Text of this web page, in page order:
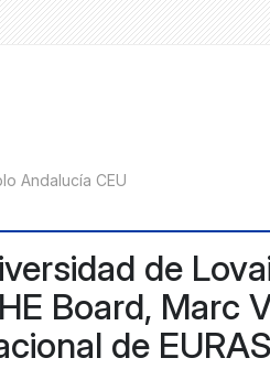
de
Board, Marc
de